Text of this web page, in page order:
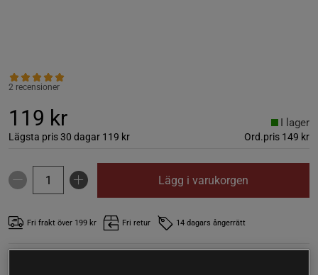
2 recensioner
119 kr
Lägsta pris 30 dagar 119 kr Ord.pris 149 kr
I lager
Lägg i varukorgen
Fri frakt över 199 kr Fri retur 14 dagars ångerrätt